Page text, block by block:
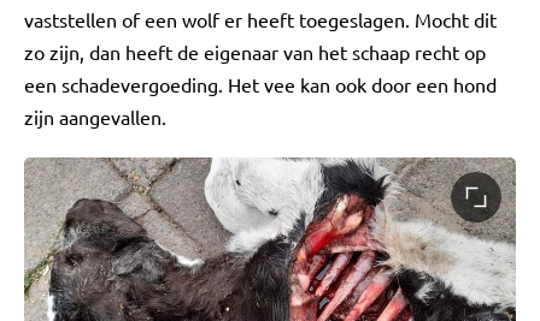
vaststellen of een wolf er heeft toegeslagen. Mocht dit
zo zijn, dan heeft de eigenaar van het schaap recht op
een schadevergoeding. Het vee kan ook door een hond
zijn aangevallen.